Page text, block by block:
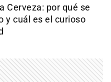
Cerveza: por qué se
y cuál es el curioso